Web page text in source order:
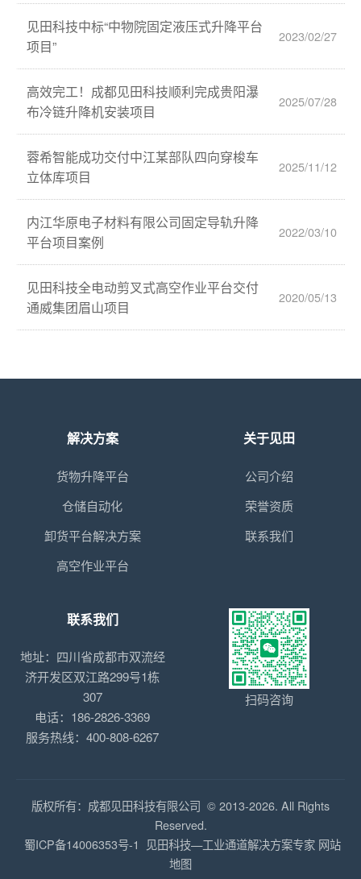
见田科技中标“中物院固定液压式升降平台
项目”
2023/02/27
高效完工！成都见田科技顺利完成贵阳瀑
布冷链升降机安装项目
2025/07/28
蓉希智能成功交付中江某部队四向穿梭车
立体库项目
2025/11/12
内江华原电子材料有限公司固定导轨升降
平台项目案例
2022/03/10
见田科技全电动剪叉式高空作业平台交付
通威集团眉山项目
2020/05/13
解决方案
货物升降平台
仓储自动化
卸货平台解决方案
高空作业平台
关于见田
公司介绍
荣誉资质
联系我们
联系我们
地址：四川省成都市双流经
济开发区双江路299号1栋
307
电话：186-2826-3369
服务热线：400-808-6267
扫码咨询
版权所有：成都见田科技有限公司 © 2013-2026. All Rights
Reserved.
蜀ICP备14006353号-1
见田科技—工业通道解决方案专家 网站
地图